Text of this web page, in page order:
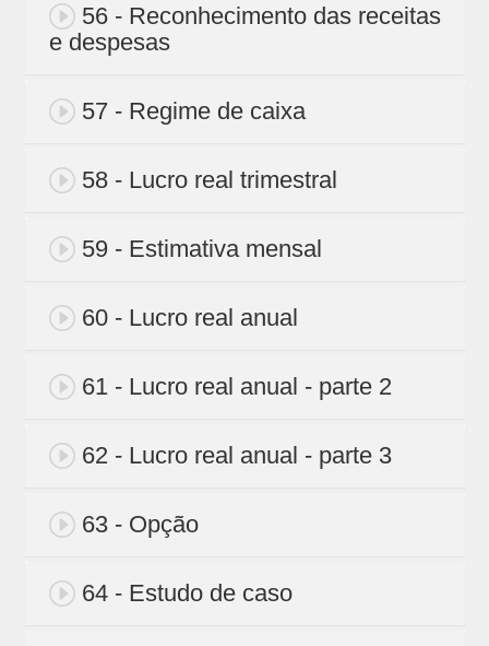
56 - Reconhecimento das receitas
e despesas
57 - Regime de caixa
58 - Lucro real trimestral
59 - Estimativa mensal
60 - Lucro real anual
61 - Lucro real anual - parte 2
62 - Lucro real anual - parte 3
63 - Opção
64 - Estudo de caso